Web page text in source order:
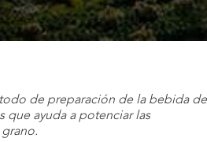
de preparación de la bebida de
que ayuda a potenciar las